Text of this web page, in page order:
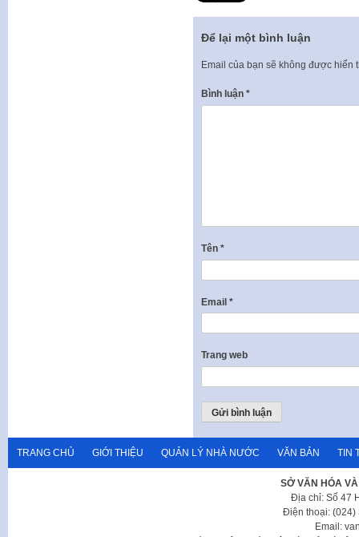
Để lại một bình luận
Email của bạn sẽ không được hiển
Bình luận *
Tên *
Email *
Trang web
TRANG CHỦ GIỚI THIỆU QUẢN LÝ NHÀ NƯỚC VĂN BẢN TIN
SỞ VĂN HÓA
Địa chỉ: Số 47
Điện thoại: (024)
Email: